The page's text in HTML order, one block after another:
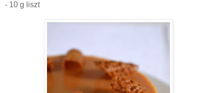
- 10 g liszt